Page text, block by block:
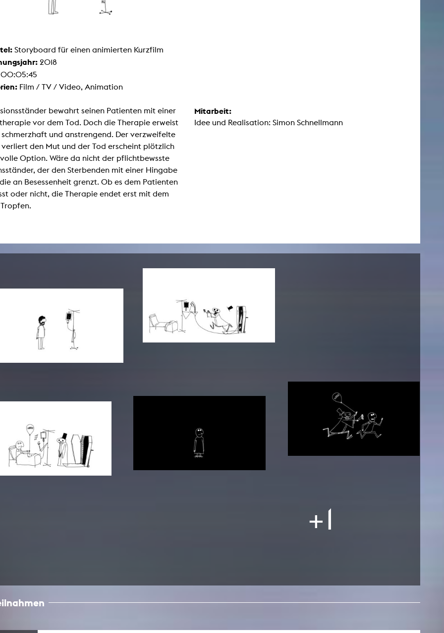
Storyboard für einen animierten Kurzfilm
2018
00:05:45
Film / TV / Video, Animation
bewahrt seinen Patienten mit einer
vor dem Tod. Doch die Therapie erweist
schmerzhaft und anstrengend. Der verzweifelte
den Mut und der Tod erscheint plötzlich
Option. Wäre da nicht der pflichtbewsste
der den Sterbenden mit einer Hingabe
an Besessenheit grenzt. Ob es dem Patienten
oder nicht, die Therapie endet erst mit dem
Mitarbeit:
Idee und Realisation: Simon Schnellmann
+1
Malerei / Skulptur
Multispecies Storytelling
und Medienwissenschaften
mit erweitertem Materialbegriff
Transversale Ästhetik
Labore / Studios
Aula
Computer Seminarraum
3-D-Labor
Filmstudios
Fotolabor
Infrastruktur
Elektroniklabor
Kameratechnik
Schnittplätze
BIBLIOTHEK
Zeitschriften
Sounds
LECTURE Reihe
Empfehlungen
Neuerwerbungen
Publikationen Lehrende
Top 10 Ausleihe
Rara
ÜBER UNS
Das KHM Logo
Gleichstellung
AStA und StuPa
In Erinnerung
AKTUELLES
Lehrende woanders